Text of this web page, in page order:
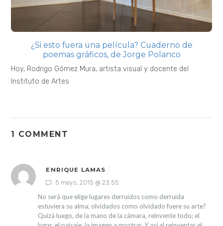
¿Si esto fuera una película? Cuaderno de
poemas gráficos, de Jorge Polanco
Hoy, Rodrigo Gómez Mura, artista visual y docente del
Instituto de Artes
1 COMMENT
ENRIQUE LAMAS
5 mayo, 2015 @ 23:55
No será que elige lugares derruidos como derruida
estuviera su alma; olvidados como olvidado fuere su arte?
Quizá luego, de la mano de la cámara, reinvente todo; el